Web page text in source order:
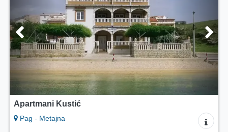
5/5
Kuća za odmor Villa ADAMARIS
Rogoznica